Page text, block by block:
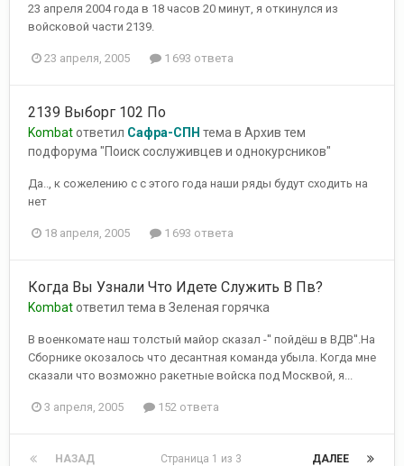
23 апреля 2004 года в 18 часов 20 минут, я откинулся из
войсковой части 2139.
23 апреля, 2005 1 693 ответа
2139 Выборг 102 По
Kombatответил Сафра-СПН тема в Архив тем
подфорума "Поиск сослуживцев и однокурсников"
Да.., к сожелению с с этого года наши ряды будут сходить на
нет
18 апреля, 2005 1 693 ответа
Когда Вы Узнали Что Идете Служить В Пв?
Kombatответил тема в Зеленая горячка
В военкомате наш толстый майор сказал -'' пойдёш в ВДВ''.На
Сборнике окозалось что десантная команда убыла. Когда мне
сказали что возможно ракетные войска под Москвой, я...
3 апреля, 2005 152 ответа
НАЗАД ДАЛЕЕ
Страница 1 из 3